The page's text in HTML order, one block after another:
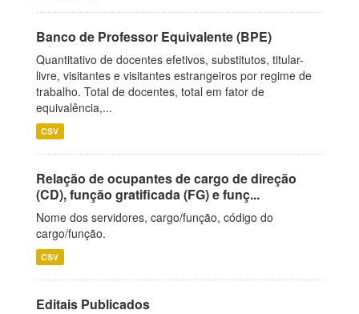
Banco de Professor Equivalente (BPE)
Quantitativo de docentes efetivos, substitutos, titular-
livre, visitantes e visitantes estrangeiros por regime de
trabalho. Total de docentes, total em fator de
equivalência,...
CSV
Relação de ocupantes de cargo de direção
(CD), função gratificada (FG) e funç...
Nome dos servidores, cargo/função, código do
cargo/função.
CSV
Editais Publicados